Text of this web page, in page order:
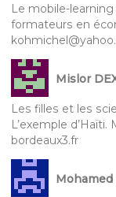
Le mobile-
formateurs en
Mislor
Les filles et les
L’exemple
bordeaux3.fr
Mohamed